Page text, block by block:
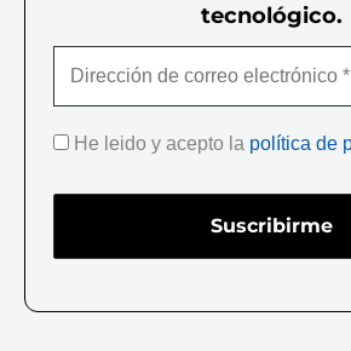
tecnológico.
He leido y acepto la política de